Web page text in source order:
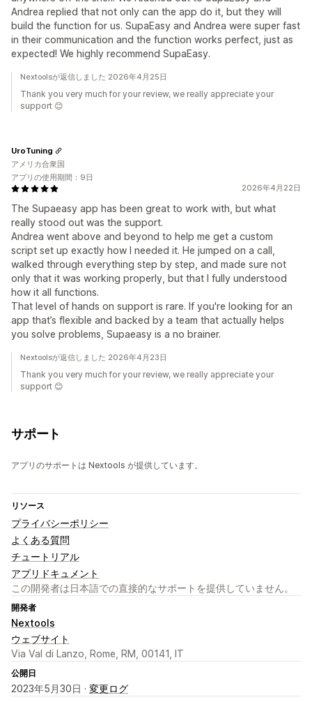
Andrea replied that not only can the app do it, but they will
build the function for us. SupaEasy and Andrea were super fast
in their communication and the function works perfect, just as
expected! We highly recommend SupaEasy.
Nextoolsが返信しました 2026年4月25日
Thank you very much for your review, we really appreciate your
support 😊
2026年4月22日
The Supaeasy app has been great to work with, but what
really stood out was the support.
Andrea went above and beyond to help me get a custom
script set up exactly how I needed it. He jumped on a call,
walked through everything step by step, and made sure not
only that it was working properly, but that I fully understood
how it all functions.
That level of hands on support is rare. If you're looking for an
app that’s flexible and backed by a team that actually helps
you solve problems, Supaeasy is a no brainer.
UroTuning
アメリカ合衆国
アプリの使用期間：9日
Nextoolsが返信しました 2026年4月23日
Thank you very much for your review, we really appreciate your
support 😊
サポート
アプリのサポートは Nextools が提供しています。
リソース
プライバシーポリシー
よくある質問
チュートリアル
アプリドキュメント
この開発者は日本語での直接的なサポートを提供していません。
開発者
Nextools
ウェブサイト
Via Val di Lanzo, Rome, RM, 00141, IT
公開日
2023年5月30日 · 変更ログ